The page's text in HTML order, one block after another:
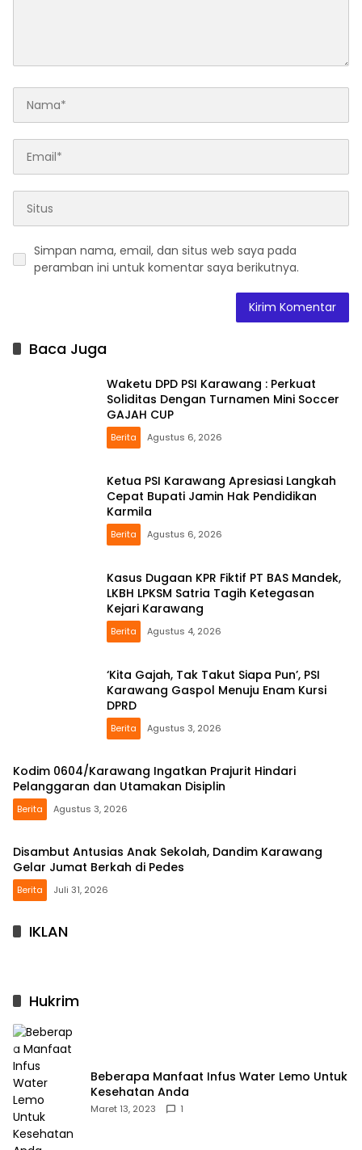
Simpan nama, email, dan situs web saya pada
peramban ini untuk komentar saya berikutnya.
Baca Juga
Waketu DPD PSI Karawang : Perkuat
Soliditas Dengan Turnamen Mini Soccer
GAJAH CUP
Berita Agustus 6, 2026
Ketua PSI Karawang Apresiasi Langkah
Cepat Bupati Jamin Hak Pendidikan
Karmila
Berita Agustus 6, 2026
Kasus Dugaan KPR Fiktif PT BAS Mandek,
LKBH LPKSM Satria Tagih Ketegasan
Kejari Karawang
Berita Agustus 4, 2026
‘Kita Gajah, Tak Takut Siapa Pun’, PSI
Karawang Gaspol Menuju Enam Kursi
DPRD
Berita Agustus 3, 2026
Kodim 0604/Karawang Ingatkan Prajurit Hindari
Pelanggaran dan Utamakan Disiplin
Berita Agustus 3, 2026
Disambut Antusias Anak Sekolah, Dandim Karawang
Gelar Jumat Berkah di Pedes
Berita Juli 31, 2026
IKLAN
Hukrim
Beberapa Manfaat Infus Water Lemo Untuk
Kesehatan Anda
Maret 13, 2023 1